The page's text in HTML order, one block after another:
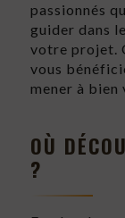
passionnés
guider dans
votre projet.
vous
mener à bien
OÙ
?